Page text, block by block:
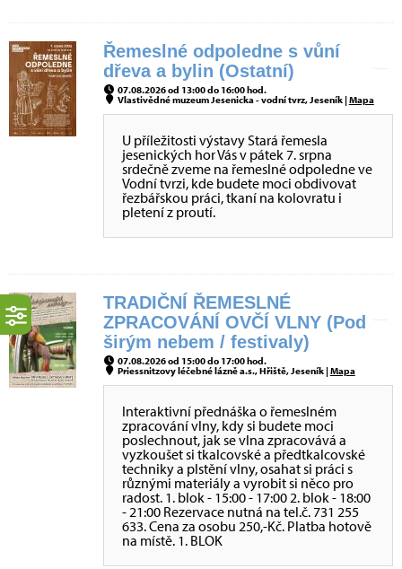
Řemeslné odpoledne s vůní
dřeva a bylin (Ostatní)
07.08.2026 od 13:00 do 16:00 hod.
Vlastivědné muzeum Jesenicka - vodní tvrz, Jeseník |Mapa
U příležitosti výstavy Stará řemesla
jesenických hor Vás v pátek 7. srpna
srdečně zveme na řemeslné odpoledne ve
Vodní tvrzi, kde budete moci obdivovat
řezbářskou práci, tkaní na kolovratu i
pletení z proutí.
TRADIČNÍ ŘEMESLNÉ
ZPRACOVÁNÍ OVČÍ VLNY (Pod
širým nebem / festivaly)
07.08.2026 od 15:00 do 17:00 hod.
Priessnitzovy léčebné lázně a.s., Hřiště, Jeseník |Mapa
Interaktivní přednáška o řemeslném
zpracování vlny, kdy si budete moci
poslechnout, jak se vlna zpracovává a
vyzkoušet si tkalcovské a předtkalcovské
techniky a plstění vlny, osahat si práci s
různými materiály a vyrobit si něco pro
radost. 1. blok - 15:00 - 17:00 2. blok - 18:00
- 21:00 Rezervace nutná na tel.č. 731 255
633. Cena za osobu 250,-Kč. Platba hotově
na místě. 1. BLOK